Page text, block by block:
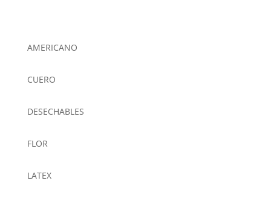
AMERICANO
CUERO
DESECHABLES
FLOR
LATEX